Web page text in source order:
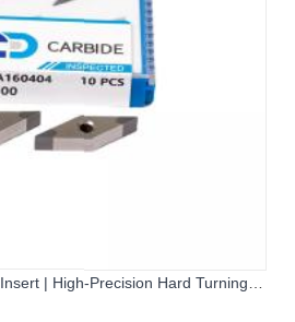
| High-Precision Hard Turning